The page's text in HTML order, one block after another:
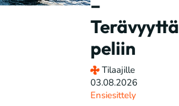
–
Terävyyttä
peliin
Tilaajille
03.08.2026
Ensiesittely